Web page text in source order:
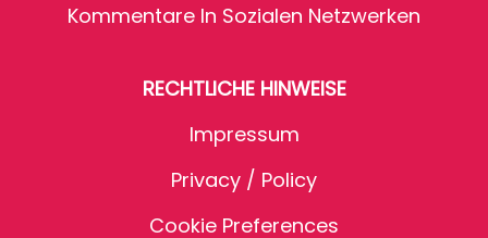
Kommentare In Sozialen Netzwerken
RECHTLICHE HINWEISE
Impressum
Privacy / Policy
Cookie Preferences